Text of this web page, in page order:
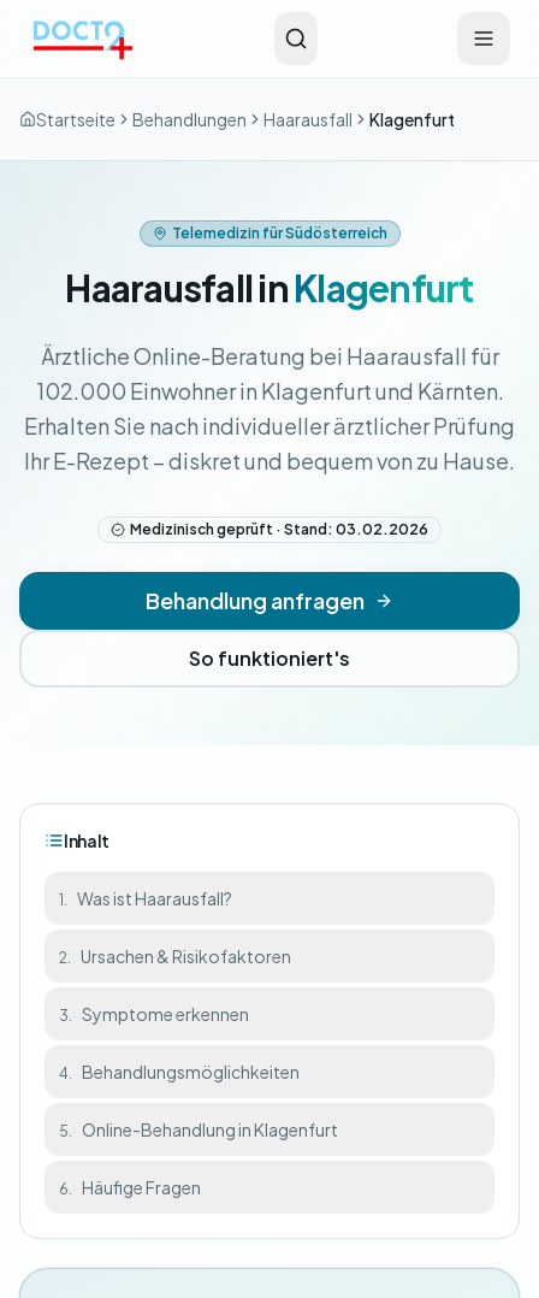
Startseite Behandlungen Haarausfall Klagenfurt
Telemedizin für Südösterreich
Haarausfall inKlagenfurt
Ärztliche Online-Beratung bei Haarausfall für
102.000 Einwohner in Klagenfurt und Kärnten.
Erhalten Sie nach individueller ärztlicher Prüfung
Ihr E-Rezept – diskret und bequem von zu Hause.
Medizinisch geprüft · Stand: 03.02.2026
Behandlung anfragen
So funktioniert's
Inhalt
1. Was ist Haarausfall?
2. Ursachen & Risikofaktoren
3. Symptome erkennen
4. Behandlungsmöglichkeiten
5. Online-Behandlung in Klagenfurt
6. Häufige Fragen